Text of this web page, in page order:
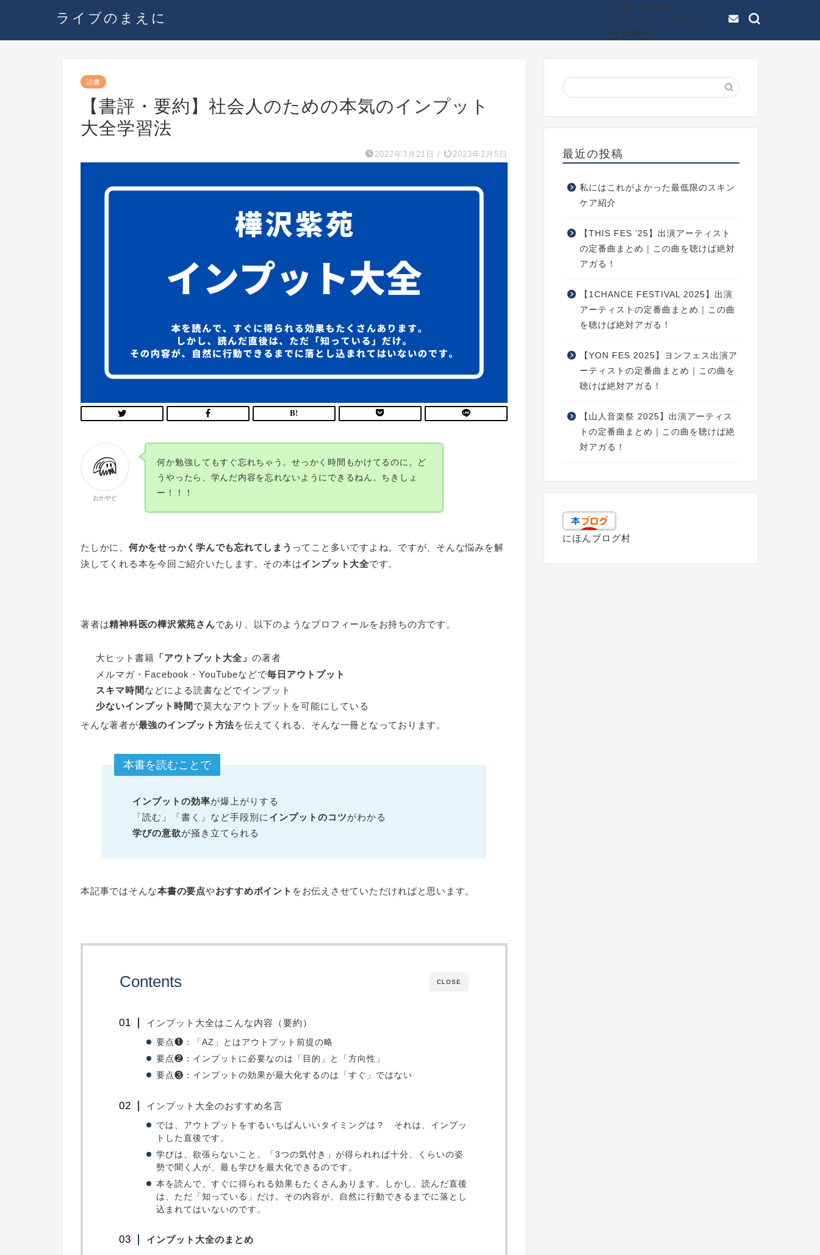
ライブのまえに
お問い合わせ
プライバシーポリシー
免責事項
読書
【書評・要約】社会人のための本気のインプット
大全学習法
2022年3月21日 / 2023年2月5日
おかやど
何か勉強してもすぐ忘れちゃう。せっかく時間もかけてるのに。ど
うやったら、学んだ内容を忘れないようにできるねん。ちきしょ
ー！！！
たしかに、 何かをせっかく学んでも忘れてしまう ってこと多いですよね。ですが、そんな悩みを解
決してくれる本を今回ご紹介いたします。その本はインプット大全です。
著者は精神科医の樺沢紫苑さんであり、以下のようなプロフィールをお持ちの方です。
大ヒット書籍 「アウトプット大全」 の著者
メルマガ・Facebook・YouTubeなどで毎日アウトプット
スキマ時間 などによる読書などでインプット
少ないインプット時間 で莫大なアウトプットを可能にしている
そんな著者が最強のインプット方法を伝えてくれる、そんな一冊となっております。
本書を読むことで
インプットの効率が爆上がりする
「読む」「書く」など手段別に インプットのコツがわかる
学びの意欲が掻き立てられる
本記事ではそんな本書の要点やおすすめポイント をお伝えさせていただければと思います。
CLOSE
Contents
インプット大全はこんな内容（要約）
要点❶：「AZ」とはアウトプット前提の略
要点❷：インプットに必要なのは「目的」と「方向性」
要点❸：インプットの効果が最大化するのは「すぐ」ではない
インプット大全のおすすめ名言
では、アウトプットをするいちばんいいタイミングは？ それは、インプッ
トした直後です。
学びは、欲張らないこと。「3つの気付き」が得られれば十分、くらいの姿
勢で聞く人が、最も学びを最大化できるのです。
本を読んで、すぐに得られる効果もたくさんあります。しかし、読んだ直後
は、ただ「知っている」だけ。その内容が、自然に行動できるまでに落とし
込まれてはいないのです。
インプット大全のまとめ
最近の投稿
私にはこれがよかった最低限のスキン
ケア紹介
【THIS FES ’25】出演アーティスト
の定番曲まとめ｜この曲を聴けば絶対
アガる！
【1CHANCE FESTIVAL 2025】出演
アーティストの定番曲まとめ｜この曲
を聴けば絶対アガる！
【YON FES 2025】ヨンフェス出演ア
ーティストの定番曲まとめ｜この曲を
聴けば絶対アガる！
【山人音楽祭 2025】出演アーティス
トの定番曲まとめ｜この曲を聴けば絶
対アガる！
にほんブログ村